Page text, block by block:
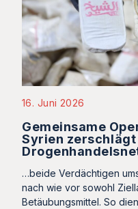
16. Juni 2026
Gemeinsame
Syrien zerschlägt
…beide Verdächtigen
nach wie vor sowohl
Betäubungsmittel. So